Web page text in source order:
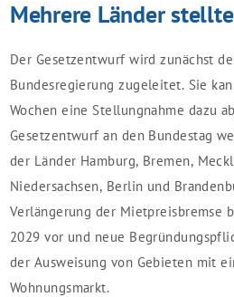
Mehrere Länder
Der Gesetzentwurf wird zunächst
Bundesregierung zugeleitet. Sie
Wochen eine Stellungnahme dazu
Gesetzentwurf an den Bundestag
der Länder Hamburg, Bremen,
Niedersachsen, Berlin und
Verlängerung der Mietpreisbremse
2029 vor und neue
der Ausweisung von Gebieten mit
Wohnungsmarkt.